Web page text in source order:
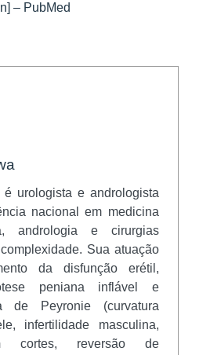
– PubMed
é urologista e andrologista
nacional em medicina
andrologia e cirurgias
Sua atuação
da disfunção erétil,
peniana inflável e
de Peyronie (curvatura
infertilidade masculina,
cortes, reversão de